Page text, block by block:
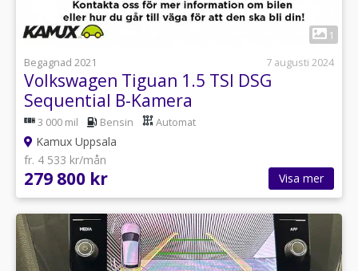
1
Begagnad 2021
7 augusti 2024
Volkswagen Tiguan 1.5 TSI DSG
Sequential B-Kamera
3 000 mil Bensin Automat
Kamux Uppsala
fr. 4 533 kr/mån
279 800 kr Visa mer